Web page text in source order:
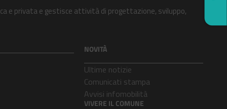
e privata e gestisce attività di progettazione, sviluppo,
NOVITÀ
Ultime notizie
Comunicati stampa
Avvisi infomobilità
VIVERE IL COMUNE